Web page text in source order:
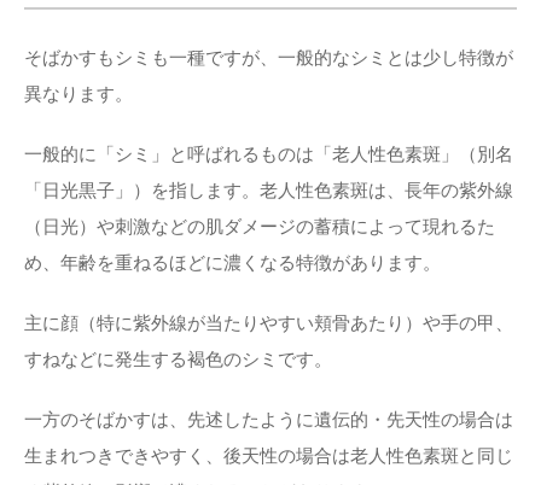
そばかすもシミも一種ですが、一般的なシミとは少し特徴が
異なります。
一般的に「シミ」と呼ばれるものは「老人性色素斑」（別名
「日光黒子」）を指します。老人性色素斑は、長年の紫外線
（日光）や刺激などの肌ダメージの蓄積によって現れるた
め、年齢を重ねるほどに濃くなる特徴があります。
主に顔（特に紫外線が当たりやすい頬骨あたり）や手の甲、
すねなどに発生する褐色のシミです。
一方のそばかすは、先述したように遺伝的・先天性の場合は
生まれつきできやすく、後天性の場合は老人性色素斑と同じ